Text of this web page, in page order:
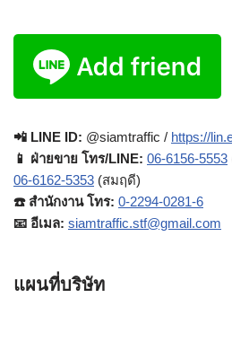
📲 LINE ID: @siamtraffic / https://
📱 ฝ่ายขาย โทร/LINE: 06-6156-5553
06-6162-5353 (สมฤดี)
☎️ สำนักงาน โทร: 0-2294-0281-6
📧 อีเมล: siamtraffic.stf@gmail.com
แผนที่บริษัท